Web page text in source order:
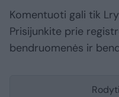
Komentuoti gali tik
Prisijunkite prie
bendruomenės ir